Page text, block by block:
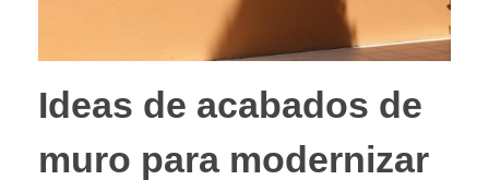
Ideas de acabados de
muro para modernizar